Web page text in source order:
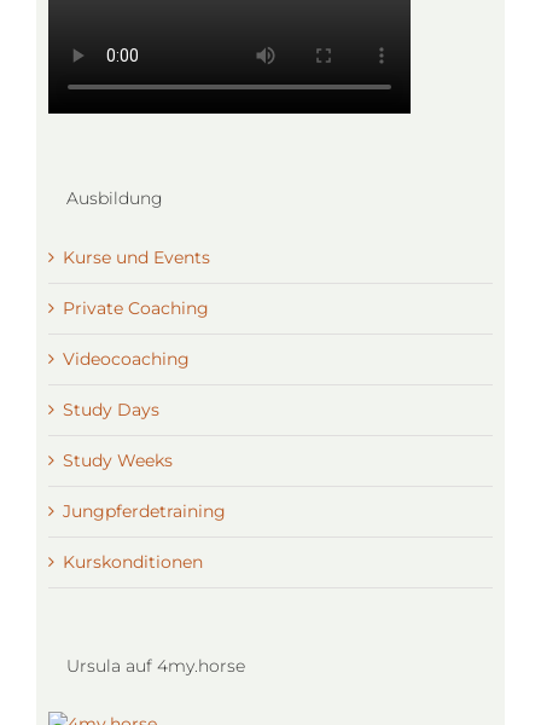
Ausbildung
Kurse und Events
Private Coaching
Videocoaching
Study Days
Study Weeks
Jungpferdetraining
Kurskonditionen
Ursula auf 4my.horse